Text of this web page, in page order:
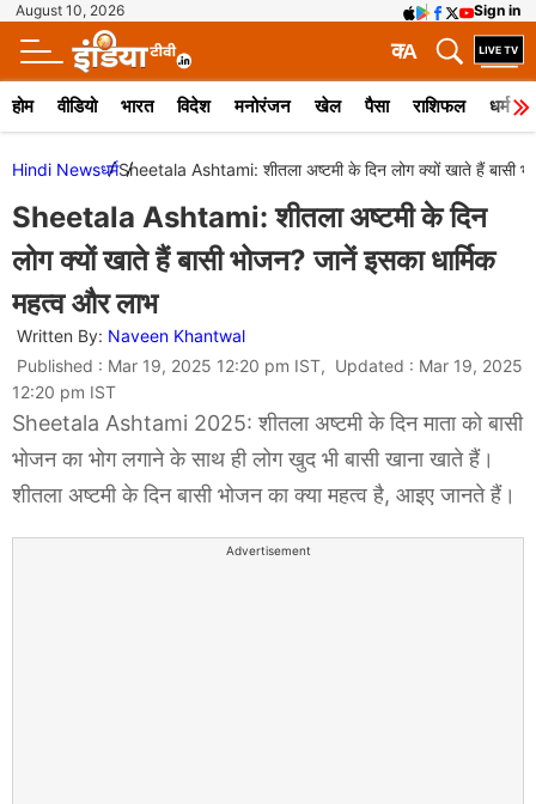
August 10, 2026 Sign in
A
क
होम वीडियो भारत विदेश मनोरंजन खेल पैसा राशिफल धर्म
Hindi Newsधर्मSheetala Ashtami: शीतला अष्टमी के दिन लोग क्यों खाते हैं बासी
Sheetala Ashtami: शीतला अष्टमी के दिन
लोग क्यों खाते हैं बासी भोजन? जानें इसका धार्मिक
महत्व और लाभ
Written By: Naveen Khantwal
Published : Mar 19, 2025 12:20 pm IST, Updated : Mar 19, 2025
12:20 pm IST
Sheetala Ashtami 2025: शीतला अष्टमी के दिन माता को बासी
भोजन का भोग लगाने के साथ ही लोग खुद भी बासी खाना खाते हैं।
शीतला अष्टमी के दिन बासी भोजन का क्या महत्व है, आइए जानते हैं।
Advertisement